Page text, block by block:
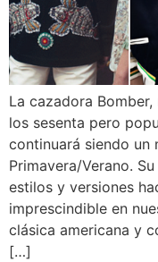
La cazadora
los sesenta pero
continuará siendo un
Primavera/Verano.
estilos y versiones
imprescindible en
clásica americana y
[…]